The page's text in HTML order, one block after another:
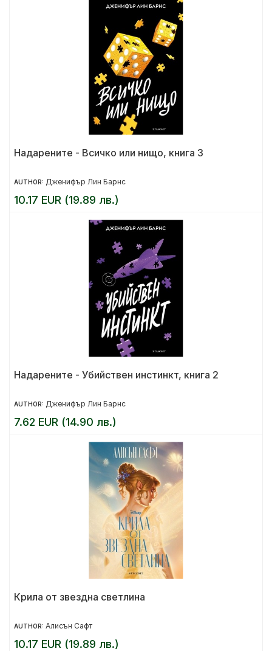
Надарените - Всичко или нищо, книга 3
AUTHOR: Дженифър Лин Барнс
10.17 EUR (19.89 лв.)
Надарените - Убийствен инстинкт, книга 2
AUTHOR: Дженифър Лин Барнс
7.62 EUR (14.90 лв.)
Крила от звездна светлина
AUTHOR: Алисън Сафт
10.17 EUR (19.89 лв.)